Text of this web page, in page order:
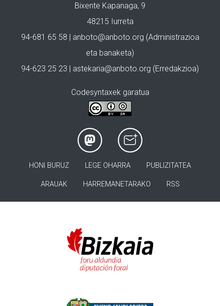
Bixente Kapanaga, 9
48215 Iurreta
94-681 65 58 | anboto@anboto.org (Administrazioa
eta banaketa)
94-623 25 23 | astekaria@anboto.org (Erredakzioa)
Codesyntaxek garatua
HONI BURUZ LEGE OHARRA PUBLIZITATEA
ARAUAK HARREMANETARAKO RSS